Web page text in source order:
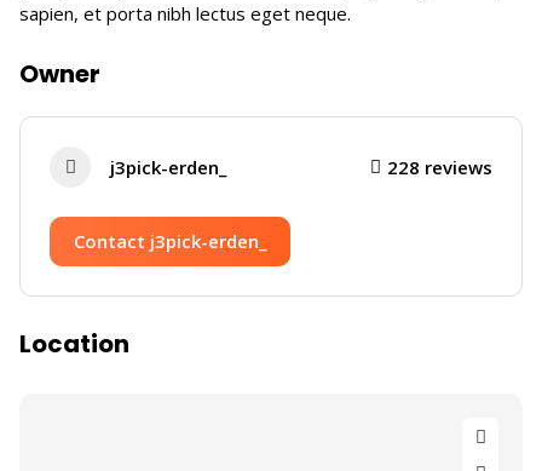
sapien, et porta nibh lectus eget neque.
Owner
j3pick-erden_ 228 reviews
Contact j3pick-erden_
Location